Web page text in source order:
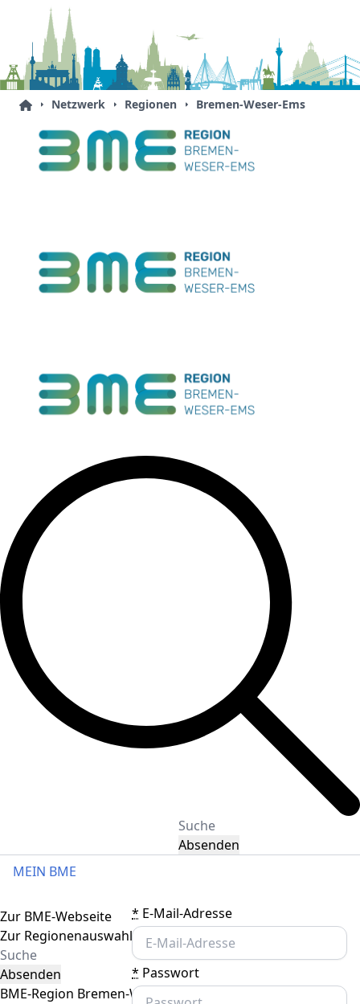
Netzwerk Regionen Bremen-Weser-Ems
Absenden
MEIN BME
* E-Mail-Adresse
* Passwort
Toggle navigation
Zur BME-Webseite
Zur Regionenauswahl
Absenden
BME-Region Bremen-Weser-Ems